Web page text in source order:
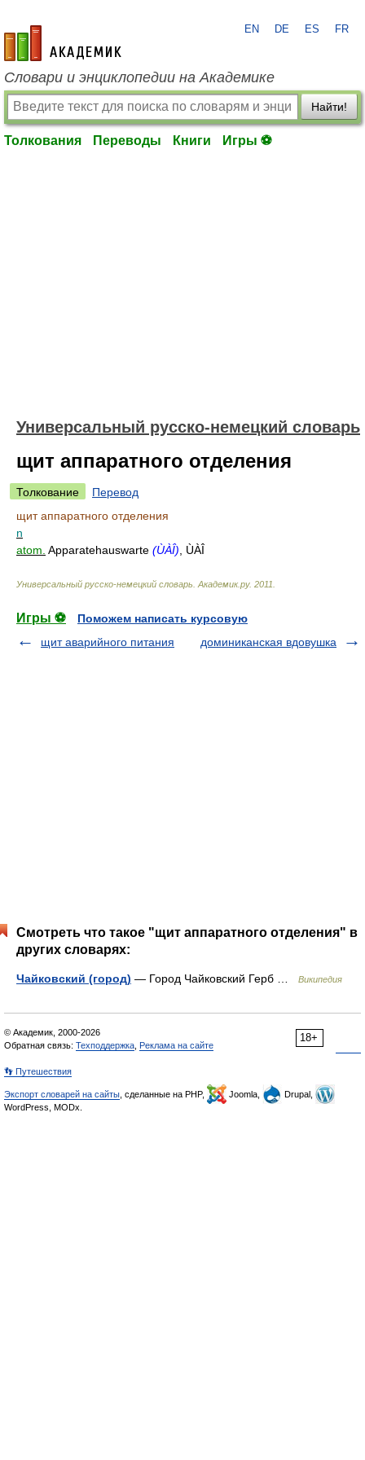
academic.ru
EN DE ES FR
Словари и энциклопедии на Академике
Найти!
Толкования Переводы Книги Игры ⚽
Универсальный русско-немецкий словарь
щит аппаратного отделения
Толкование
Перевод
щит аппаратного отделения
n
atom. Apparatehauswarte (ÙÀÎ) , ÙÀÎ
Универсальный русско-немецкий словарь Академик.ру. 2011
Игры ⚽
Поможем написать курсовую
щит аварийного питания
доминиканская вдовушка
Смотреть что такое "щит аппаратного отделения" в
других словарях:
Чайковский (город) — Город Чайковский Герб … Википедия
18+
© Академик, 2000-2026
Обратная связь: Техподдержка Реклама на сайте
👣 Путешествия
Экспорт словарей на сайты , сделанные на PHP, Joomla,
Drupal,
WordPress, MODx.